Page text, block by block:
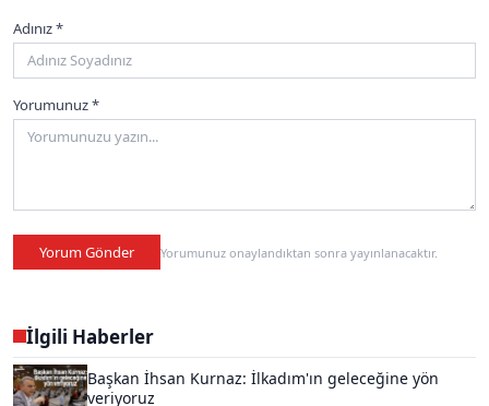
Adınız *
Yorumunuz *
Yorum Gönder Yorumunuz onaylandıktan sonra yayınlanacaktır.
İlgili Haberler
Başkan İhsan Kurnaz: İlkadım'ın geleceğine yön
veriyoruz